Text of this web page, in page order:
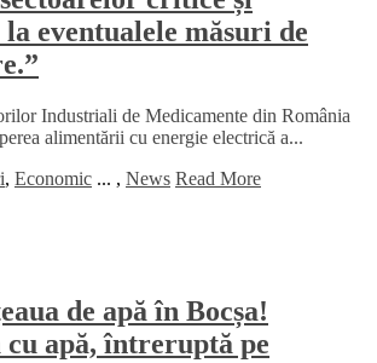
la eventualele măsuri de
Industriali de Medicamente din România
alimentării cu energie electrică a...
, Economic ... , News Read More
de apă în Bocșa!
apă, întreruptă pe